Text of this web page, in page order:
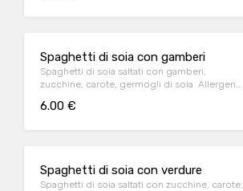
Spaghetti di soia con gamberi
Spaghetti di soia saltati con gamberi,
zucchine, carote, germogli di soia Allergeni:
6.00 €
Spaghetti di soia con verdure
Spaghetti di soia saltati con zucchine, carote,